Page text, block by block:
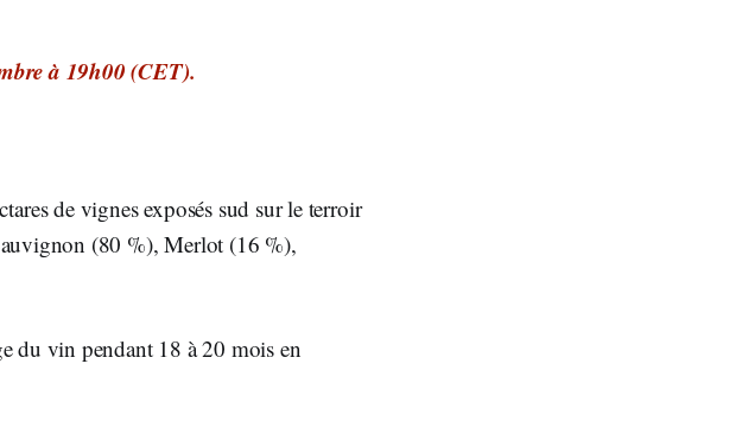
à 19h00 (CET).
de vignes exposés sud sur le terroir
(80 %), Merlot (16 %),
du vin pendant 18 à 20 mois en